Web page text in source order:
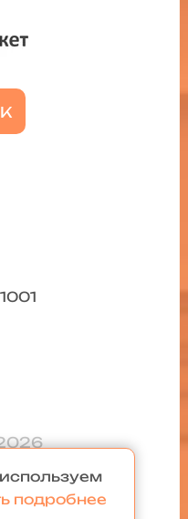
подробнее